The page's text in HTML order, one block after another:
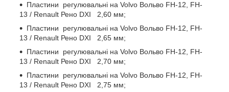
Пластини регулювальні на Volvo Вольво FH-12, FH-
13 / Renault Рено DXI 2,60 мм;
Пластини регулювальні на Volvo Вольво FH-12, FH-
13 / Renault Рено DXI 2,65 мм;
Пластини регулювальні на Volvo Вольво FH-12, FH-
13 / Renault Рено DXI 2,70 мм;
Пластини регулювальні на Volvo Вольво FH-12, FH-
13 / Renault Рено DXI 2,75 мм;